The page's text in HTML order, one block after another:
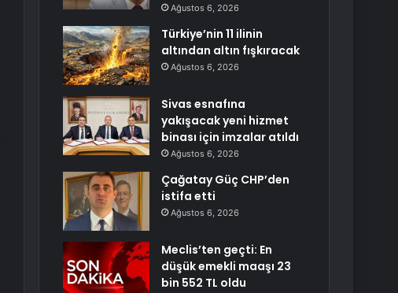
Ağustos 6, 2026
Türkiye’nin 11 ilinin
altından altın fışkıracak
Ağustos 6, 2026
Sivas esnafına
yakışacak yeni hizmet
binası için imzalar atıldı
Ağustos 6, 2026
Çağatay Güç CHP’den
istifa etti
Ağustos 6, 2026
Meclis’ten geçti: En
düşük emekli maaşı 23
bin 552 TL oldu